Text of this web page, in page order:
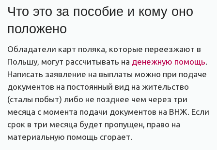
Что это за пособие и кому оно
положено
Обладатели карт поляка, которые переезжают в
Польшу, могут рассчитывать на денежную помощь.
Написать заявление на выплаты можно при подаче
документов на постоянный вид на жительство
(сталы побыт) либо не позднее чем через три
месяца с момента подачи документов на ВНЖ. Если
срок в три месяца будет пропущен, право на
материальную помощь сгорает.